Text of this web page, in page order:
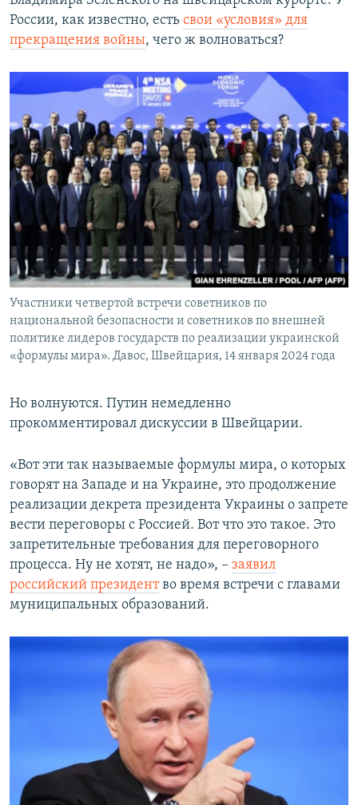
России, как известно, есть свои «условия» для
прекращения войны, чего ж волноваться?
Участники четвертой встречи советников по
национальной безопасности и советников по внешней
политике лидеров государств по реализации украинской
«формулы мира». Давос, Швейцария, 14 января 2024 года
Но волнуются. Путин немедленно
прокомментировал дискуссии в Швейцарии.
«Вот эти так называемые формулы мира, о которых
говорят на Западе и на Украине, это продолжение
реализации декрета президента Украины о запрете
вести переговоры с Россией. Вот что это такое. Это
запретительные требования для переговорного
процесса. Ну не хотят, не надо», – заявил
российский президентво время встречи с главами
муниципальных образований.